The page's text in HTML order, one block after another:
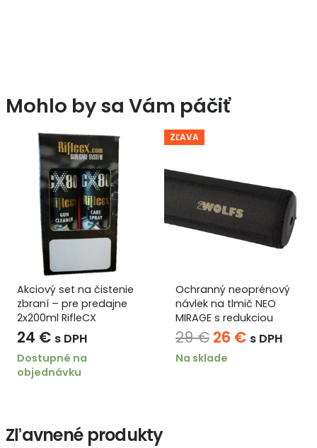
Mohlo by sa Vám páčiť
Akciový set na čistenie
zbraní – pre predajne
2x200ml RifleCX
24 € s DPH
Dostupné na
objednávku
ZĽAVA
Ochranný neoprénový
návlek na tlmič NEO
MIRAGE s redukciou
tepla pre termovízie
model L
29€ Pôvodná
cena
26 €Aktuálna
s DPH
Na sklade
Zľavnené produkty